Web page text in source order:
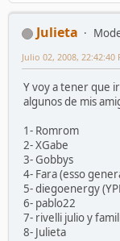
Julieta
Julio 02, 2008, 22:42:40
Y voy a tener que
algunos de mis
1- Romrom
2- XGabe
3- Gobbys
4- Fara (esso
5- diegoenergy
6- pablo22
7- rivelli julio y
8- Julieta